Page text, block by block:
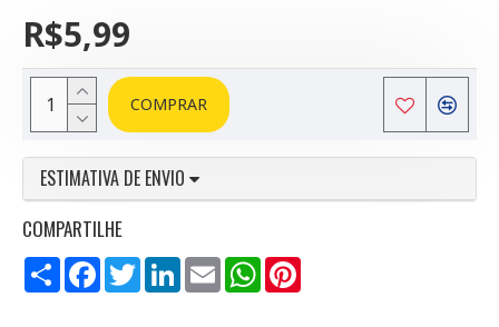
R$5,99
COMPRAR
ESTIMATIVA DE ENVIO
COMPARTILHE
Compartilhar
FacebookTwitterLinkedInEmail WhatsApp